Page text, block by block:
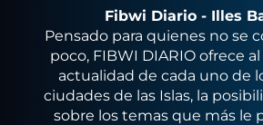
Fibwi Diario - Illes
Pensado para quienes no se
poco, FIBWI DIARIO ofrece
actualidad de cada uno de
ciudades de las Islas, la
sobre los temas que más le